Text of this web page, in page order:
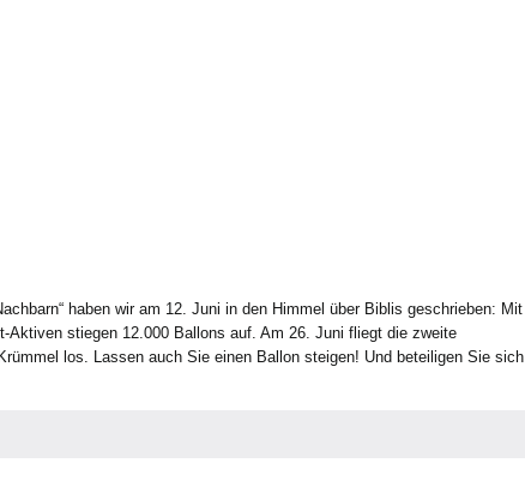
haben wir am 12. Juni in den Himmel über Biblis geschrieben: Mit
Aktiven stiegen 12.000 Ballons auf. Am 26. Juni fliegt die zweite
los. Lassen auch Sie einen Ballon steigen! Und beteiligen Sie sich